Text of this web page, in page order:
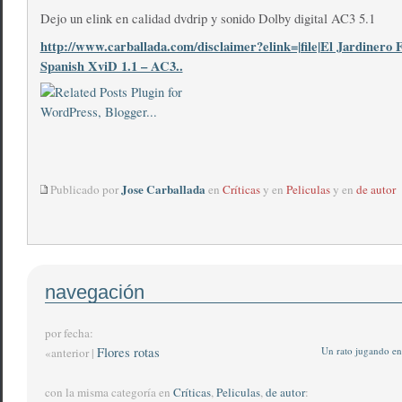
Dejo un elink en calidad dvdrip y sonido Dolby digital AC3 5.1
http://www.carballada.com/disclaimer?elink=|file|El Jardinero
Spanish XviD 1.1 – AC3..
Publicado porJose Carballadaen Críticasy en Peliculasy en de autor
navegación
por fecha:
Un rato jugando
«anterior | Flores rotas
con la misma categoría en Críticas,Peliculas,de autor: